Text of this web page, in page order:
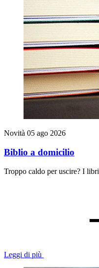
Novità 05 ago 2026
Biblio a domicilio
Troppo caldo per uscire? I
Leggi di più